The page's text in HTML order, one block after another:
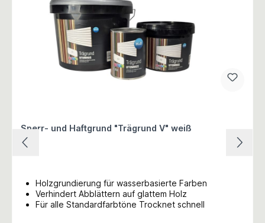
Sperr- und Haftgrund "Trägrund V" weiß
Holzgrundierung für wasserbasierte Farben
Verhindert Abblättern auf glattem Holz
Für alle Standardfarbtöne Trocknet schnell